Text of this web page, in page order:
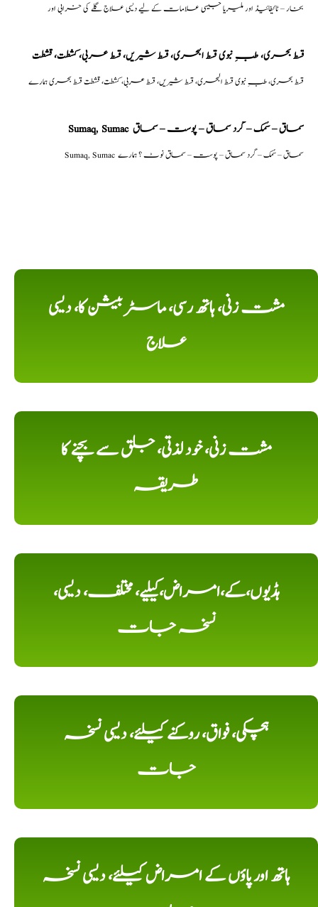
بخار – ٹائیفائیڈ اور ملیریا جیسی علامات کے لیے دیسی علاج گلے کی خرابی اور
قسط بحری، طبِ نبوی قسط البحری، قسط شیریں، قسط عربی، كشطت، قشطت
قسط بحری، طبِ نبوی قسط البحری، قسط شیریں، قسط عربی، كشطت، قشطت قسط بحری ہمارے
Sumaq, Sumac سماق – سُمک – گرد سماق – پوست – سماق
Sumaq, Sumac سماق – سُمک – گرد سماق – پوست – سماق نوٹ ؟ ہمارے
مشت زنی، ہاتھ رسی، ماسٹر بیشن کا، دیسی
علاج
مشت زنی، خود لذتی، جلق سے بچنے کا
طریقہ
ہڈیوں،کے،امراض،کیلیے، مختلف، دیسی،
نسخہ جات
ہچکی، فواق، روکنے کیلئے، دیسی نسخہ
جات
ہاتھ اور پاؤں کے امراض کیلئے، دیسی نسخہ